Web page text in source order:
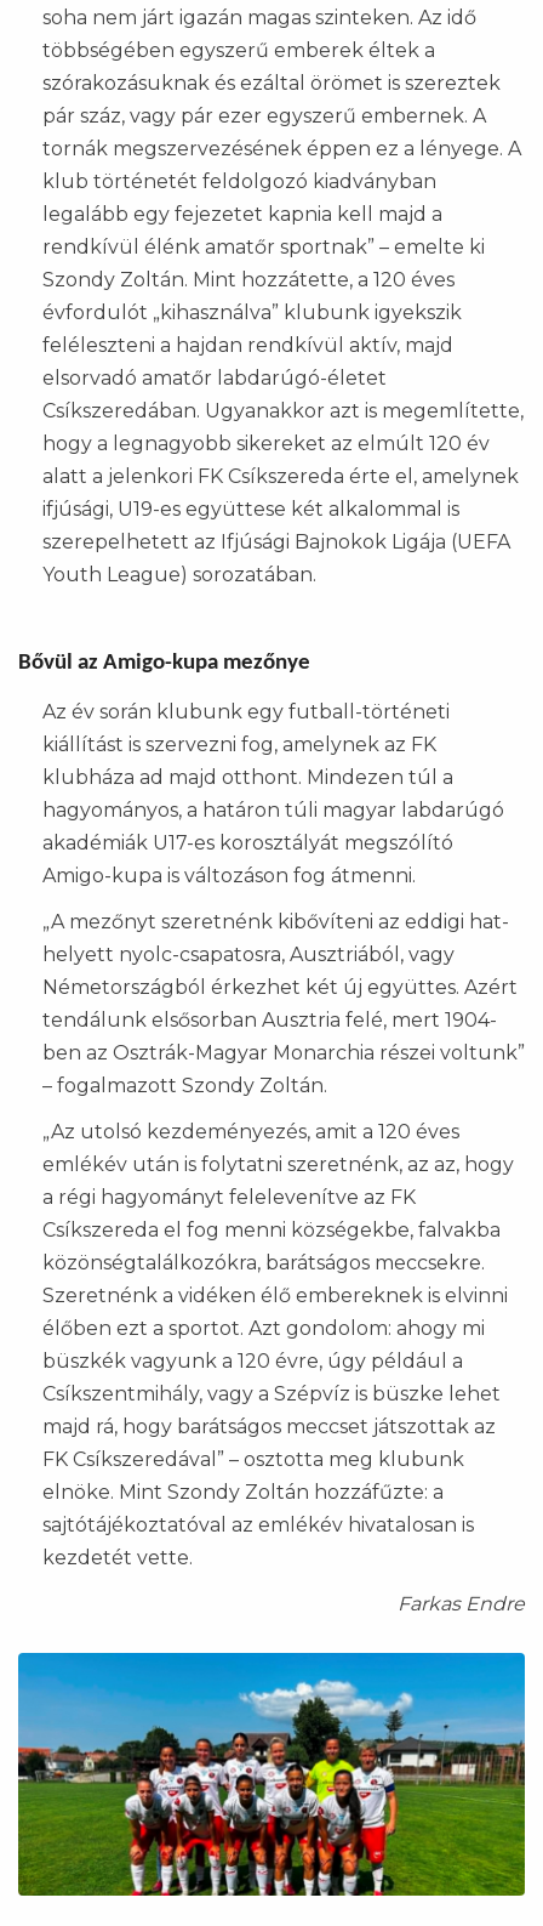
soha nem járt igazán magas szinteken. Az idő
többségében egyszerű emberek éltek a
szórakozásuknak és ezáltal örömet is szereztek
pár száz, vagy pár ezer egyszerű embernek. A
tornák megszervezésének éppen ez a lényege. A
klub történetét feldolgozó kiadványban
legalább egy fejezetet kapnia kell majd a
rendkívül élénk amatőr sportnak” – emelte ki
Szondy Zoltán. Mint hozzátette, a 120 éves
évfordulót „kihasználva” klubunk igyekszik
feléleszteni a hajdan rendkívül aktív, majd
elsorvadó amatőr labdarúgó-életet
Csíkszeredában. Ugyanakkor azt is megemlítette,
hogy a legnagyobb sikereket az elmúlt 120 év
alatt a jelenkori FK Csíkszereda érte el, amelynek
ifjúsági, U19-es együttese két alkalommal is
szerepelhetett az Ifjúsági Bajnokok Ligája (UEFA
Youth League) sorozatában.
Bővül az Amigo-kupa mezőnye
Az év során klubunk egy futball-történeti
kiállítást is szervezni fog, amelynek az FK
klubháza ad majd otthont. Mindezen túl a
hagyományos, a határon túli magyar labdarúgó
akadémiák U17-es korosztályát megszólító
Amigo-kupa is változáson fog átmenni.
„A mezőnyt szeretnénk kibővíteni az eddigi hat-
helyett nyolc-csapatosra, Ausztriából, vagy
Németországból érkezhet két új együttes. Azért
tendálunk elsősorban Ausztria felé, mert 1904-
ben az Osztrák-Magyar Monarchia részei voltunk”
– fogalmazott Szondy Zoltán.
„Az utolsó kezdeményezés, amit a 120 éves
emlékév után is folytatni szeretnénk, az az, hogy
a régi hagyományt felelevenítve az FK
Csíkszereda el fog menni községekbe, falvakba
közönségtalálkozókra, barátságos meccsekre.
Szeretnénk a vidéken élő embereknek is elvinni
élőben ezt a sportot. Azt gondolom: ahogy mi
büszkék vagyunk a 120 évre, úgy például a
Csíkszentmihály, vagy a Szépvíz is büszke lehet
majd rá, hogy barátságos meccset játszottak az
FK Csíkszeredával” – osztotta meg klubunk
elnöke. Mint Szondy Zoltán hozzáfűzte: a
sajtótájékoztatóval az emlékév hivatalosan is
kezdetét vette.
Farkas Endre